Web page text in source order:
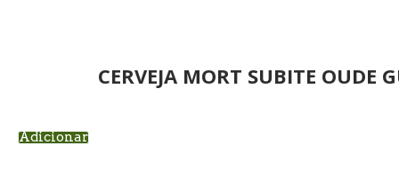
CERVEJA MORT SUBITE OUDE
Adicionar